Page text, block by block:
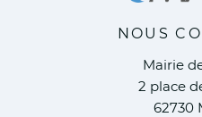
NOUS
Mairie
2 place
62730